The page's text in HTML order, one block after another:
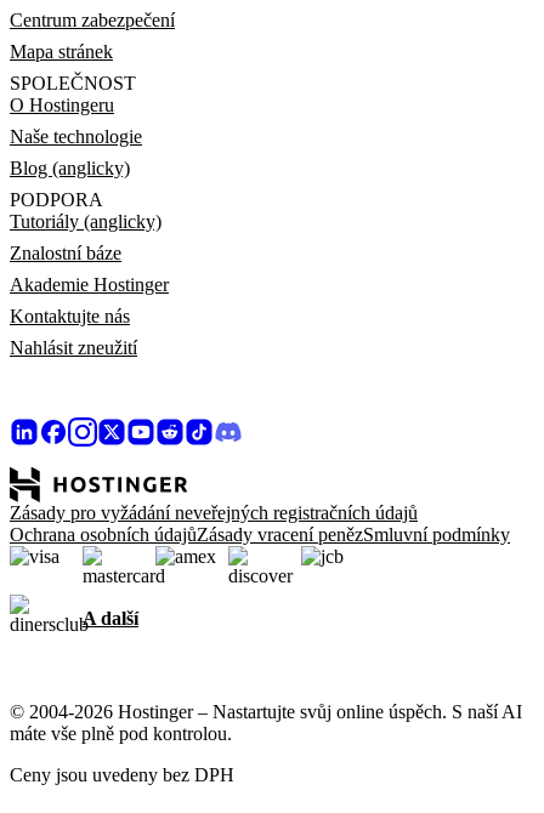
Centrum zabezpečení
Mapa stránek
SPOLEČNOST
O Hostingeru
Naše technologie
Blog (anglicky)
PODPORA
Tutoriály (anglicky)
Znalostní báze
Akademie Hostinger
Kontaktujte nás
Nahlásit zneužití
Zásady pro vyžádání neveřejných registračních údajů
Ochrana osobních údajůZásady vracení penězSmluvní podmínky
A další
© 2004-2026 Hostinger – Nastartujte svůj online úspěch. S naší AI
máte vše plně pod kontrolou.
Ceny jsou uvedeny bez DPH